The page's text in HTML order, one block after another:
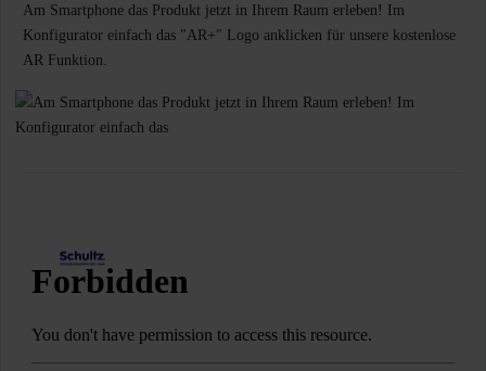
Am Smartphone das Produkt jetzt in Ihrem Raum erleben! Im
Konfigurator einfach das "AR+" Logo anklicken für unsere kostenlose
AR Funktion.